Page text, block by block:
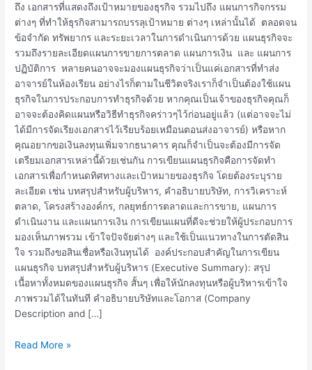
ถึง เอกสารที่แสดงถึงเป้าหมายของธุรกิจ รวมไปถึง แผนการกิจกรรม
ต่างๆ ที่ทำให้ธุรกิจสามารถบรรลุเป้าหมาย ต่างๆ เหล่านั้นได้ ตลอดจน
ข้อจำกัด ทรัพยากร และระยะเวลาในการดำเนินการด้วย แผนธุรกิจจะ
รวมถึงรายละเอียดแผนการขายการตลาด แผนการเงิน และ แผนการ
ปฏิบัติการ หลายคนอาจจะมองแผนธุรกิจว่าเป็นแค่เอกสารที่ทำส่ง
อาจารย์ในห้องเรียน อย่างไรก็ตามในชีวิตจริงเราก็จำเป็นต้องใช้แผน
ธุรกิจในการประกอบการทำธุรกิจด้วย หากคุณเป็นเจ้าของธุรกิจคุณก็
อาจจะต้องคิดแผนหรือวิธีทำธุรกิจคร่าวๆไว้ก่อนอยู่แล้ว (แต่อาจจะไม่
ได้มีการจัดเรียงเอกสารไว้เรียบร้อยเหมือนตอนส่งอาจารย์) หรือหาก
คุณอยากขอเงินลงทุนเพิ่มจากธนาคาร คุณก็จำเป็นจะต้องมีการจัด
เตรียมเอกสารเหล่านี้ด้วยเช่นกัน การเขียนแผนธุรกิจคือการจัดทำ
เอกสารเพื่อกำหนดทิศทางและเป้าหมายของธุรกิจ โดยต้องระบุราย
ละเอียด เช่น บทสรุปสำหรับผู้บริหาร, คำอธิบายบริษัท, การวิเคราะห์
ตลาด, โครงสร้างองค์กร, กลยุทธ์การตลาดและการขาย, แผนการ
ดำเนินงาน และแผนการเงิน การเขียนแผนที่ดีจะช่วยให้ผู้ประกอบการ
มองเห็นภาพรวม เข้าใจปัจจัยต่างๆ และใช้เป็นแนวทางในการตัดสิน
ใจ รวมถึงขอสินเชื่อหรือเงินทุนได้ องค์ประกอบสำคัญในการเขียน
แผนธุรกิจ บทสรุปสำหรับผู้บริหาร (Executive Summary): สรุป
เนื้อหาทั้งหมดของแผนธุรกิจ สั้นๆ เพื่อให้นักลงทุนหรือผู้บริหารเข้าใจ
ภาพรวมได้ในทันที คำอธิบายบริษัทและโอกาส (Company
Description and […]
Read More »